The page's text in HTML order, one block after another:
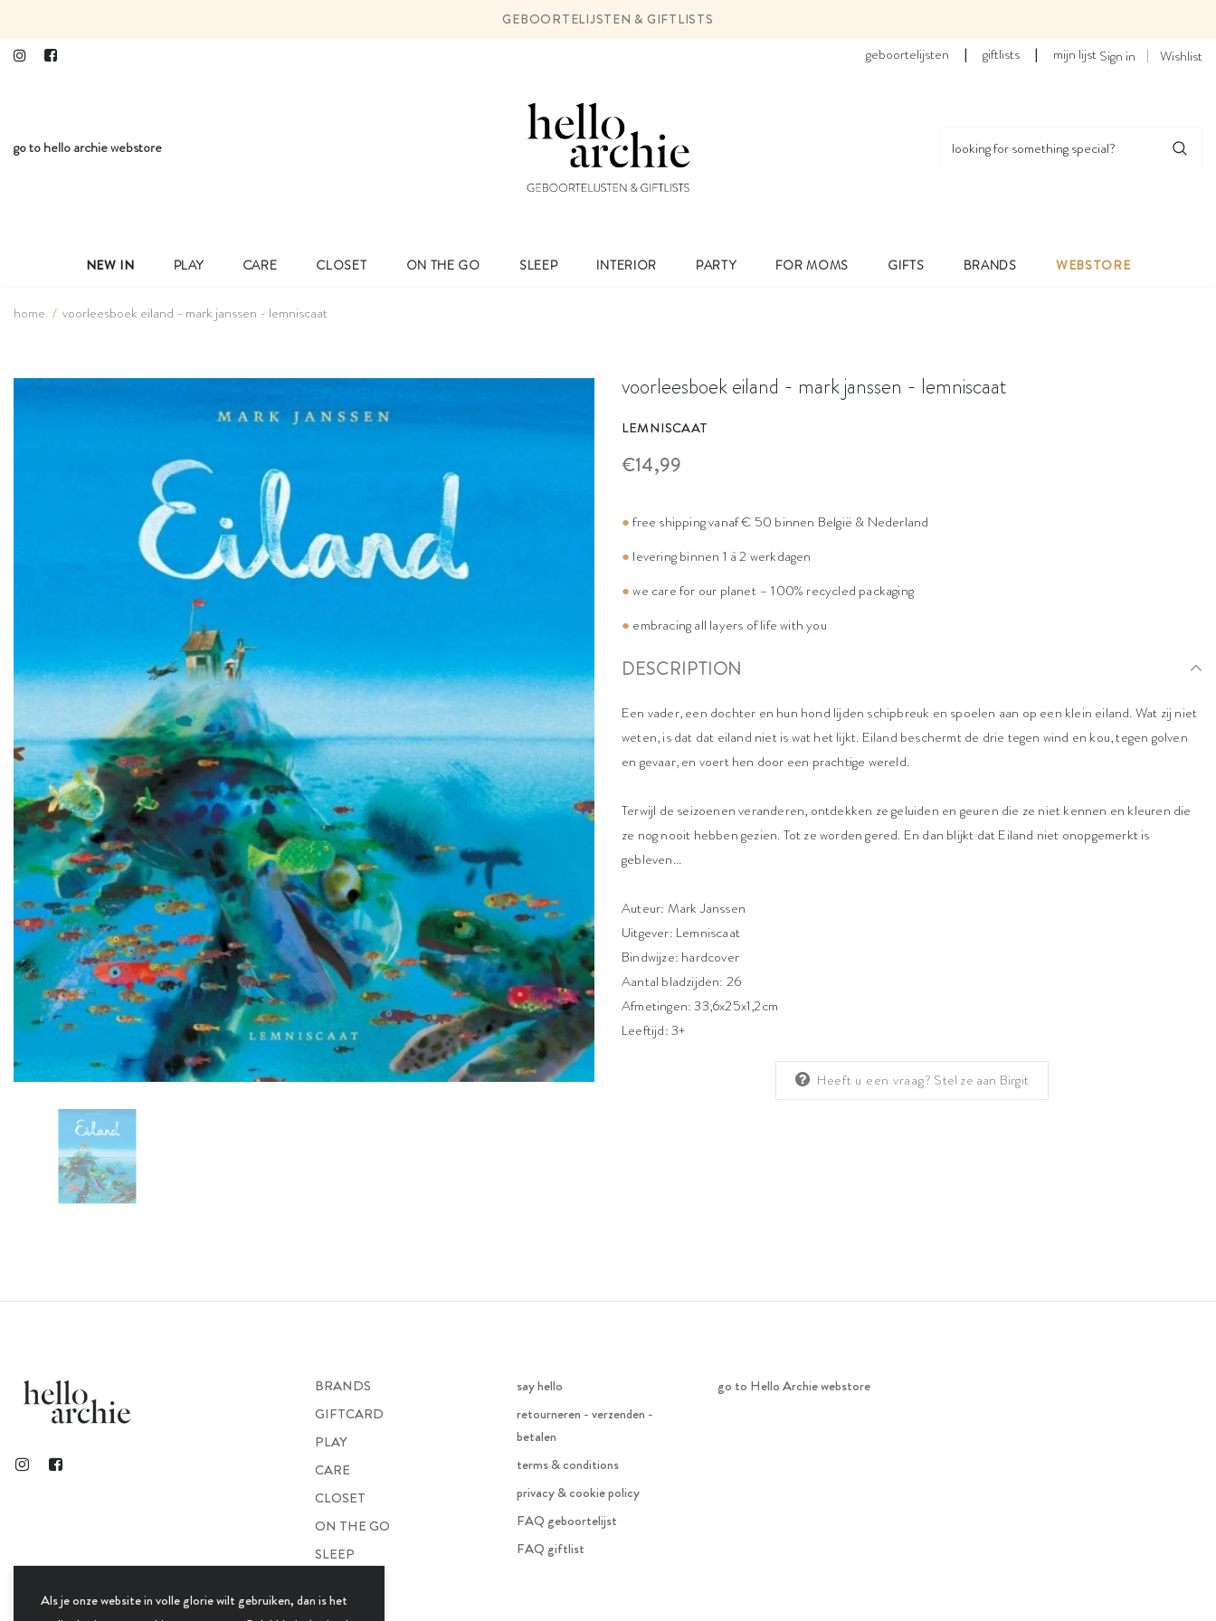
GEBOORTELIJSTEN & GIFTLISTS
geboortelijsten | giftlists | mijn lijstSign in Wishlist
go to hello archie webstore
NEW IN PLAY CARE CLOSET ON THE GO SLEEP INTERIOR PARTY FOR MOMS GIFTS BRANDS WEBSTORE
home voorleesboek eiland - mark janssen - lemniscaat
voorleesboek eiland - mark janssen - lemniscaat
LEMNISCAAT
€14,99
●free shipping vanaf € 50 binnen België & Nederland
● levering binnen 1 à 2 werkdagen
●we care for our planet – 100% recycled packaging
● embracing all layers of life with you
DESCRIPTION
Een vader, een dochter en hun hond lijden schipbreuk en spoelen aan op een klein eiland. Wat zij niet
weten, is dat dat eiland niet is wat het lijkt. Eiland beschermt de drie tegen wind en kou, tegen golven
en gevaar, en voert hen door een prachtige wereld.
Terwijl de seizoenen veranderen, ontdekken ze geluiden en geuren die ze niet kennen en kleuren die
ze nog nooit hebben gezien. Tot ze worden gered. En dan blijkt dat Eiland niet onopgemerkt is
gebleven...
Auteur: Mark Janssen
Uitgever: Lemniscaat
Bindwijze: hardcover
Aantal bladzijden: 26
Afmetingen: 33,6x25x1,2cm
Leeftijd: 3+
Heeft u een vraag? Stel ze aan Birgit
Als je onze website in volle glorie wilt gebruiken, dan is het
BRANDS
GIFTCARD
PLAY
CARE
CLOSET
ON THE GO
SLEEP
say hello
retourneren - verzenden -
betalen
terms & conditions
privacy & cookie policy
FAQ geboortelijst
FAQ giftlist
go to Hello Archie webstore